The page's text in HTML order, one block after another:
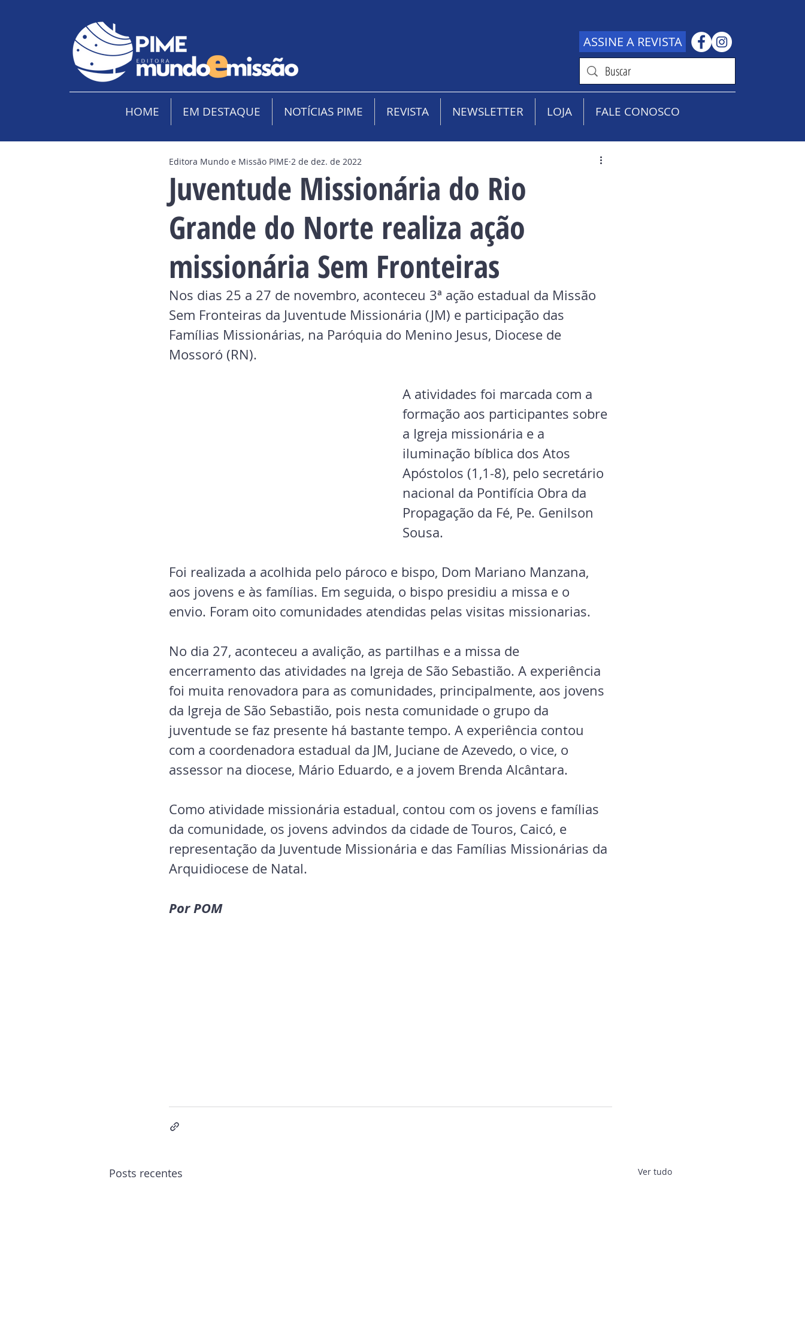
ASSINE A REVISTA
HOME EM DESTAQUE NOTÍCIAS PIME REVISTA NEWSLETTER LOJA FALE CONOSCO
Juventude Missionária do Rio
Grande do Norte realiza ação
missionária Sem Fronteiras
Editora Mundo e Missão PIME 2 de dez. de 2022
Nos dias 25 a 27 de novembro, aconteceu 3ª ação estadual da Missão
Sem Fronteiras da Juventude Missionária (JM) e participação das
Famílias Missionárias, na Paróquia do Menino Jesus, Diocese de
Mossoró (RN).
A atividades foi marcada com a
formação aos participantes sobre
a Igreja missionária e a
iluminação bíblica dos Atos
Apóstolos (1,1-8), pelo secretário
nacional da Pontifícia Obra da
Propagação da Fé, Pe. Genilson
Sousa.
Foi realizada a acolhida pelo pároco e bispo, Dom Mariano Manzana,
aos jovens e às famílias. Em seguida, o bispo presidiu a missa e o
envio. Foram oito comunidades atendidas pelas visitas missionarias.
No dia 27, aconteceu a avalição, as partilhas e a missa de
encerramento das atividades na Igreja de São Sebastião. A experiência
foi muita renovadora para as comunidades, principalmente, aos jovens
da Igreja de São Sebastião, pois nesta comunidade o grupo da
juventude se faz presente há bastante tempo. A experiência contou
com a coordenadora estadual da JM, Juciane de Azevedo, o vice, o
assessor na diocese, Mário Eduardo, e a jovem Brenda Alcântara.
Como atividade missionária estadual, contou com os jovens e famílias
da comunidade, os jovens advindos da cidade de Touros, Caicó, e
representação da Juventude Missionária e das Famílias Missionárias da
Arquidiocese de Natal.
Por POM
Posts recentes Ver tudo